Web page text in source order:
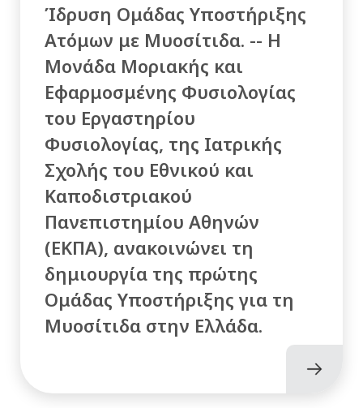
Ίδρυση Ομάδας Υποστήριξης
Ατόμων με Μυοσίτιδα. -- Η
Μονάδα Μοριακής και
Εφαρμοσμένης Φυσιολογίας
του Εργαστηρίου
Φυσιολογίας, της Ιατρικής
Σχολής του Εθνικού και
Καποδιστριακού
Πανεπιστημίου Αθηνών
(ΕΚΠΑ), ανακοινώνει τη
δημιουργία της πρώτης
Ομάδας Υποστήριξης για τη
Μυοσίτιδα στην Ελλάδα.